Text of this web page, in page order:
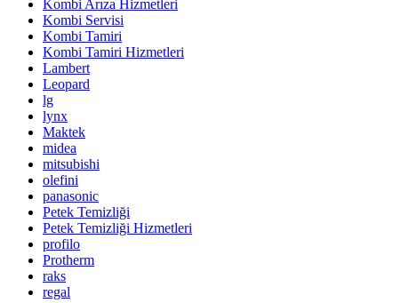
Kombi Arıza Hizmetleri
Kombi Servisi
Kombi Tamiri
Kombi Tamiri Hizmetleri
Lambert
Leopard
lg
lynx
Maktek
midea
mitsubishi
olefini
panasonic
Petek Temizliği
Petek Temizliği Hizmetleri
profilo
Protherm
raks
regal